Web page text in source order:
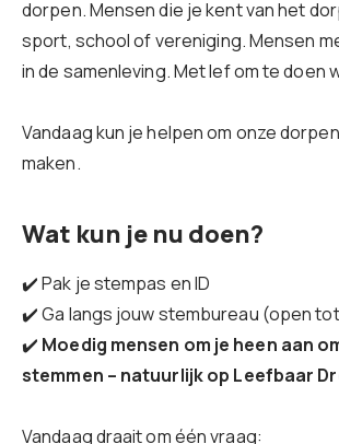
dorpen. Mensen die je kent van het
sport, school of vereniging. Mensen
in de samenleving. Met lef om te doen
Vandaag kun je helpen om onze
maken.
Wat kun je nu doen?
✔️ Pak je stempas en ID
✔️ Ga langs jouw stembureau (open tot
✔️ Moedig mensen om je heen aan
stemmen – natuurlijk op Leefbaar
Vandaag draait om één vraag: